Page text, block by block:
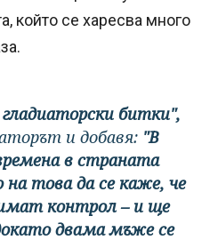
който се харесва много
битки",
и добавя: "В
в страната
на това да се каже, че
контрол – и ще
двама мъже се